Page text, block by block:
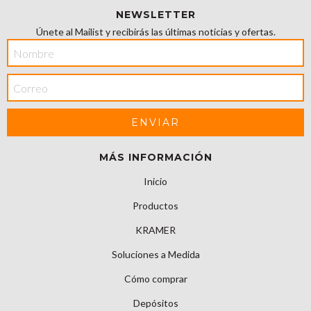
NEWSLETTER
Únete al Mailist y recibirás las últimas noticias y ofertas.
MÁS INFORMACIÓN
Inicio
Productos
KRAMER
Soluciones a Medida
Cómo comprar
Depósitos